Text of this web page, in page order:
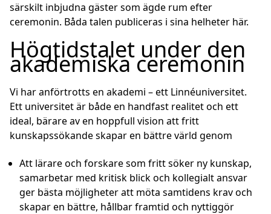
särskilt inbjudna gäster som ägde rum efter
ceremonin. Båda talen publiceras i sina helheter här.
Högtidstalet under den
akademiska ceremonin
Vi har anförtrotts en akademi – ett Linnéuniversitet.
Ett universitet är både en handfast realitet och ett
ideal, bärare av en hoppfull vision att fritt
kunskapssökande skapar en bättre värld genom
Att lärare och forskare som fritt söker ny kunskap,
samarbetar med kritisk blick och kollegialt ansvar
ger bästa möjligheter att möta samtidens krav och
skapar en bättre, hållbar framtid och nyttiggör